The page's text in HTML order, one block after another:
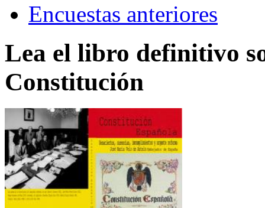
Encuestas anteriores
Lea el libro definitivo
Constitución